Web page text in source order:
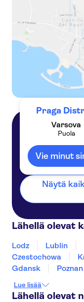
Praga
Varsova
Puola
Vie minut
Näytä
Lähellä olevat
Lodz Lublin
Czestochowa
Gdansk
Poznan
Lue lisää
Lähellä olevat